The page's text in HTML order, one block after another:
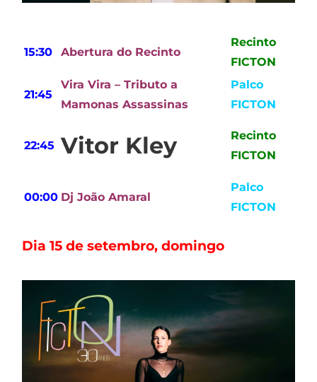
15:30 Abertura do Recinto
Recinto
FICTON
21:45
Vira Vira – Tributo a
Mamonas Assassinas
Palco
FICTON
22:45 Vitor Kley
Recinto
FICTON
00:00 Dj João Amaral
Palco
FICTON
Dia 15 de setembro, domingo